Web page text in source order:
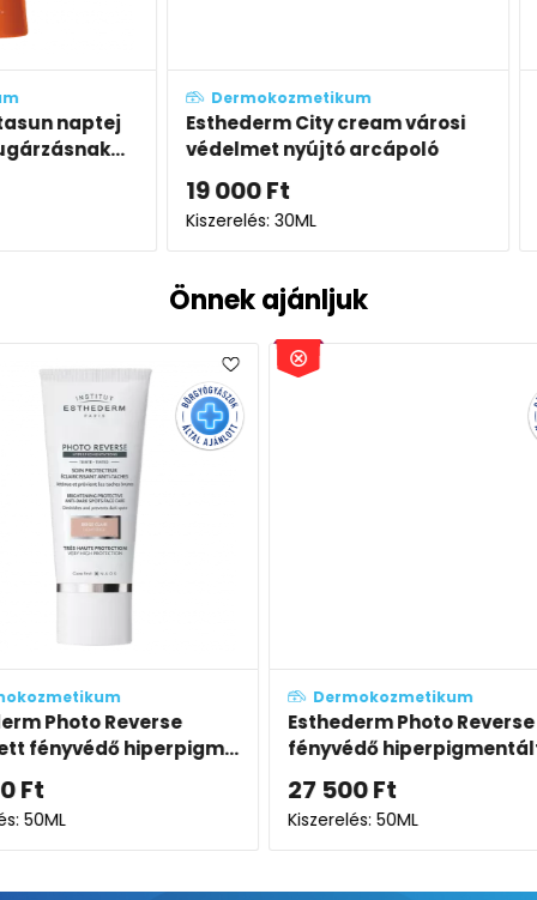
Dermokozmetikum
Esthederm City cream városi
védelmet nyújtó arcápoló
19 000Ft
Kiszerelés: 30ML
Önnek ajánljuk
Dermokozmetikum
Esthederm Photo Reverse
fényvédő hiperpigmentált
bőrre, a mindennapokra
testre